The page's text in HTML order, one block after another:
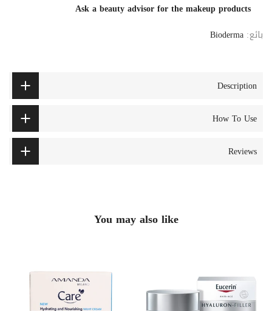
Ask a beauty advisor for the makeup products
بائع: Bioderma
Description
How To Use
Reviews
You may also like